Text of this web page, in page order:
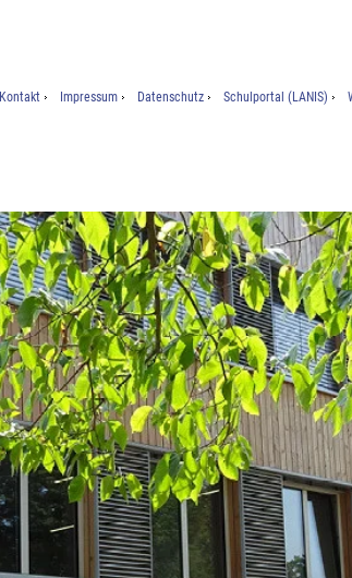
Kontakt Impressum Datenschutz Schulportal (LANIS)